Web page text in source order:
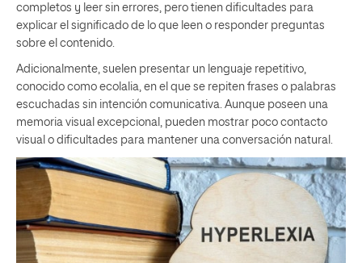
completos y leer sin errores, pero tienen dificultades para
explicar el significado de lo que leen o responder preguntas
sobre el contenido.
Adicionalmente, suelen presentar un lenguaje repetitivo,
conocido como ecolalia, en el que se repiten frases o palabras
escuchadas sin intención comunicativa. Aunque poseen una
memoria visual excepcional, pueden mostrar poco contacto
visual o dificultades para mantener una conversación natural.